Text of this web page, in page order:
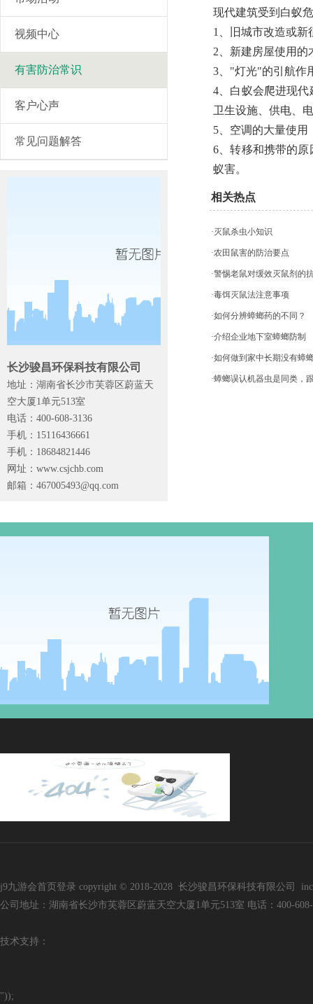
视频中心
有害防治常识
客户心声
常见问题解答
长沙骏昌环保科技有限公司
地址：湖南省长沙市芙蓉区蔚蓝天
空大厦1单元513室
电话：400-608-3136
手机：15116436661
手机：18684821446
网址：www.csjchb.com
邮箱： 467005493@qq.com
现代建筑受到白蚁
1、旧城市改造或
2、新建房屋使用的
3、"灯光"的引航作
4、白蚁会爬进现
卫生设施、供电、
5、空调的大量使
6、转移和携带的
蚁害。
相关热点
·灭鼠杀虫小知识
·农田鼠害的防治要点
·警惕老鼠对缓效灭鼠剂的
·毒饵灭鼠法注意事项
·如何分辨蟑螂药的不同？
·介绍企业地下室蟑螂防制
·如何做到家中长期没有蟑
·蟑螂误认机器虫是同类，
j9九游会首页登录 copyright © 2018-2028 长沙骏昌环保科技有限公司
公司地址：湖南省长沙市芙蓉区蔚蓝天空大厦1单元513室 电话：400-
技术支持：
"));